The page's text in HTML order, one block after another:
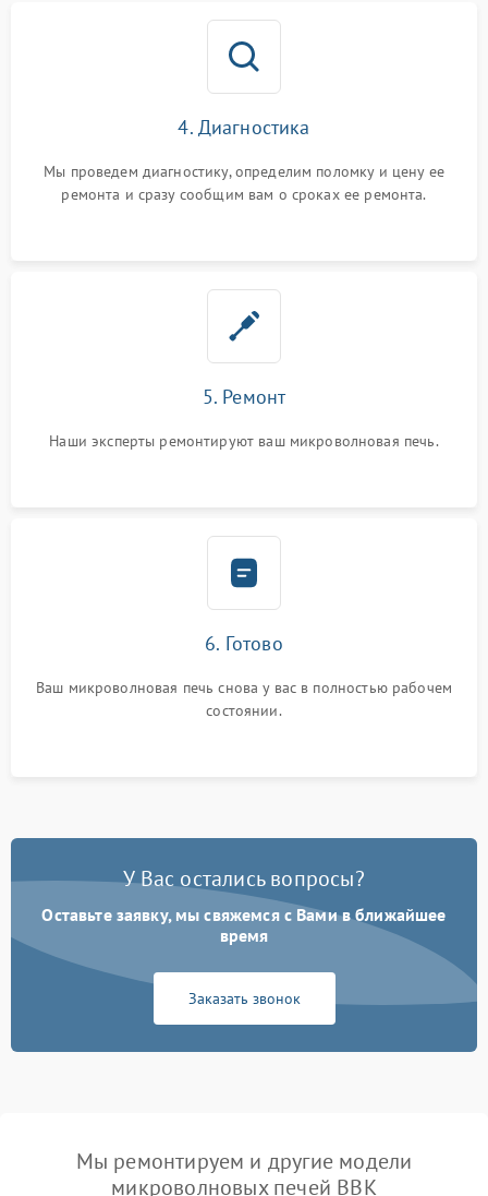
4. Диагностика
Мы проведем диагностику, определим поломку и цену ее
ремонта и сразу сообщим вам о сроках ее ремонта.
5. Ремонт
Наши эксперты ремонтируют ваш микроволновая печь.
6. Готово
Ваш микроволновая печь снова у вас в полностью рабочем
состоянии.
У Вас остались вопросы?
Оставьте заявку, мы свяжемся с Вами в ближайшее
время
Заказать звонок
Мы ремонтируем и другие модели
микроволновых печей BBK